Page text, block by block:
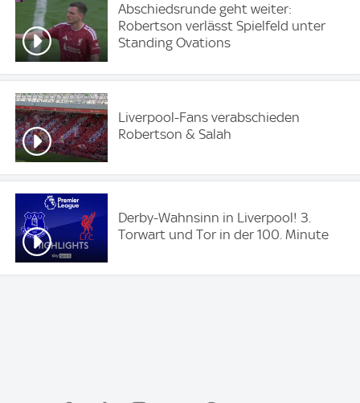
Abschiedsrunde geht weiter:
Robertson verlässt Spielfeld unter
Standing Ovations
Liverpool-Fans verabschieden
Robertson & Salah
Derby-Wahnsinn in Liverpool! 3.
Torwart und Tor in der 100. Minute